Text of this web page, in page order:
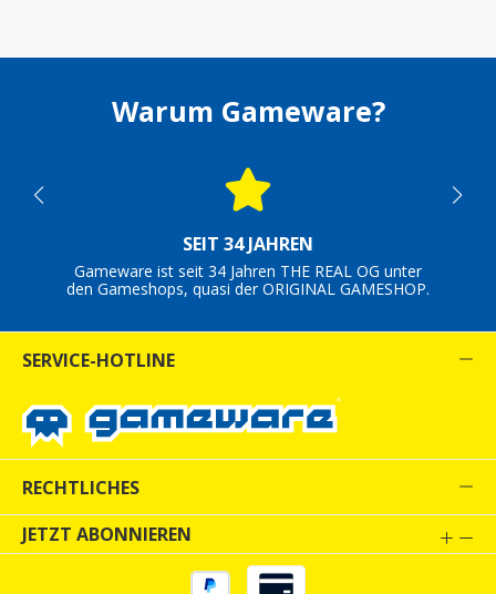
Warum Gameware?
SEIT 34 JAHREN
Gameware ist seit 34 Jahren THE REAL OG unter
den Gameshops, quasi der ORIGINAL GAMESHOP.
SERVICE-HOTLINE
RECHTLICHES
JETZT ABONNIEREN